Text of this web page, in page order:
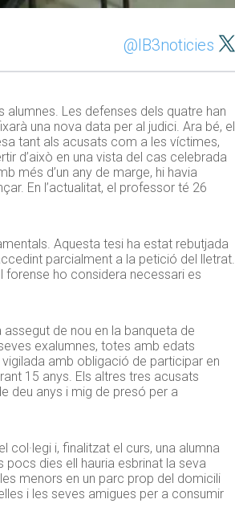
@IB3noticies
alumnes. Les defenses dels quatre han
una nova data per al judici. Ara bé, el
tant als acusats com a les víctimes,
d’això en una vista del cas celebrada
més d’un any de marge, hi havia
En l’actualitat, el professor té 26
Aquesta tesi ha estat rebutjada
parcialment a la petició del lletrat.
ho considera necessari es
de nou en la banqueta de
exalumnes, totes amb edats
amb obligació de participar en
15 anys. Els altres tres acusats
deu anys i mig de presó per a
i, finalitzat el curs, una alumna
dies ell hauria esbrinat la seva
menors en un parc prop del domicili
i les seves amigues per a consumir